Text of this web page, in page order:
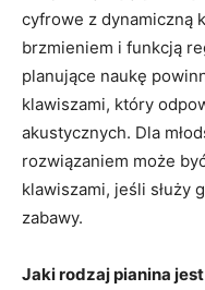
cyfrowe z dynamiczną
brzmieniem i funkcją
planujące naukę
klawiszami, który
akustycznych. Dla
rozwiązaniem może
klawiszami, jeśli służy
zabawy.
Jaki rodzaj pianina